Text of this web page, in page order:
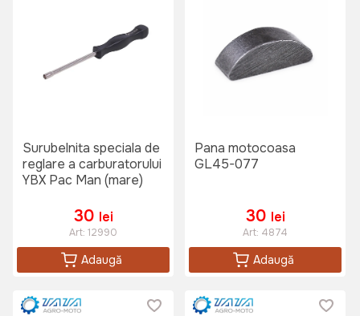
Surubelnita speciala de
reglare a carburatorului
YBX Pac Man (mare)
30 lei
Art: 12990
Adaugă
Pana motocoasa
GL45-077
30 lei
Art: 4874
Adaugă